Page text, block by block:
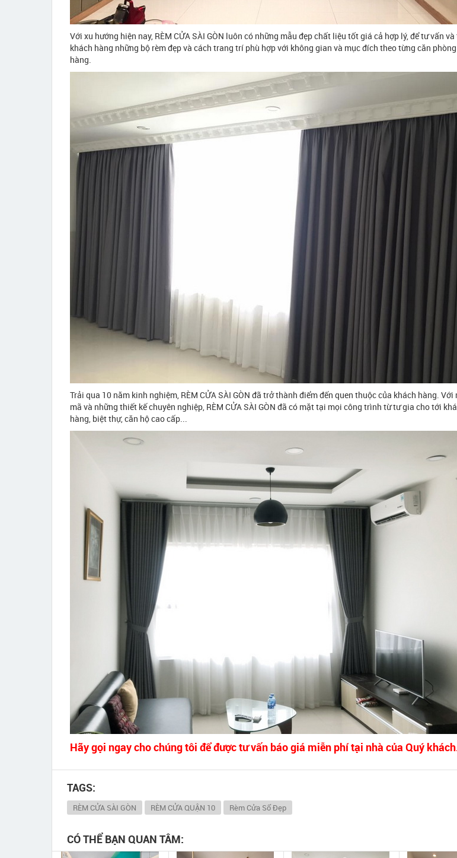
Với xu hướng hiện nay, RÈM CỬA SÀI GÒN luôn có những mẫu đẹp chất liệu tốt giá cả hợp lý, để tư vấn
khách hàng những bộ rèm đẹp và cách trang trí phù hợp với không gian và mục đích theo từng căn
hàng.
Trải qua 10 năm kinh nghiệm, RÈM CỬA SÀI GÒN đã trở thành điểm đến quen thuộc của khách hàng. Với
mã và những thiết kế chuyên nghiệp, RÈM CỬA SÀI GÒN đã có mặt tại mọi công trình từ tư gia cho tới
hàng, biệt thự, căn hộ cao cấp...
Hãy gọi ngay cho chúng tôi để được tư vấn báo giá miễn phí tại nhà của Quý
TAGS:
RÈM CỬA SÀI GÒN RÈM CỬA QUẬN 10 Rèm Cửa Sổ Đẹp
CÓ THỂ BẠN QUAN TÂM: